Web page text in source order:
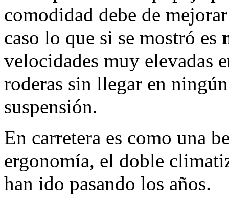
comodidad debe de
caso lo que si se mostró es
velocidades muy elevadas
roderas sin llegar en
suspensión.
En carretera es como una
ergonomía, el doble
han ido pasando los años.